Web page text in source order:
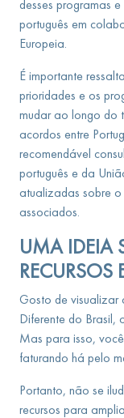
desses programas
português em
Europeia.
É importante
prioridades e os
mudar ao longo do
acordos entre
recomendável
português e da
atualizadas sobre o
associados.
UMA IDEIA
RECURSOS
Gosto de visualizar
Diferente do Brasil,
Mas para isso,
faturando há pelo
Portanto, não se
recursos para